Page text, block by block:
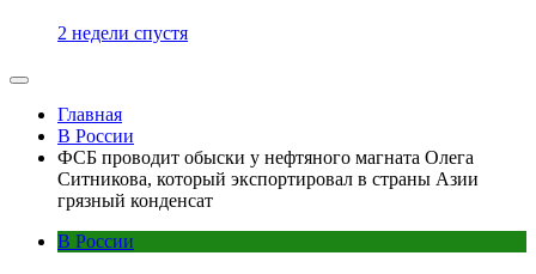
2 недели спустя
Главная
В России
ФСБ проводит обыски у нефтяного магната Олега
Ситникова, который экспортировал в страны Азии
грязный конденсат
В России